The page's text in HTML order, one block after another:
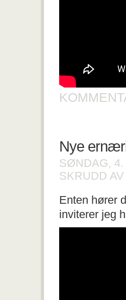
Nye
SØNDAG, 4.
SKRUDD AV
Enten hører
inviterer jeg